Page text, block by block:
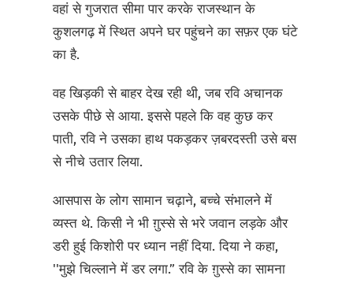
वहां से गुजरात सीमा पार करके राजस्थान के
कुशलगढ़ में स्थित अपने घर पहुंचने का सफ़र एक घंटे
का है.
वह खिड़की से बाहर देख रही थी, जब रवि अचानक
उसके पीछे से आया. इससे पहले कि वह कुछ कर
पाती, रवि ने उसका हाथ पकड़कर ज़बरदस्ती उसे बस
से नीचे उतार लिया.
आसपास के लोग सामान चढ़ाने, बच्चे संभालने में
व्यस्त थे. किसी ने भी ग़ुस्से से भरे जवान लड़के और
डरी हुई किशोरी पर ध्यान नहीं दिया. दिया ने कहा,
''मुझे चिल्लाने में डर लगा.” रवि के ग़ुस्से का सामना